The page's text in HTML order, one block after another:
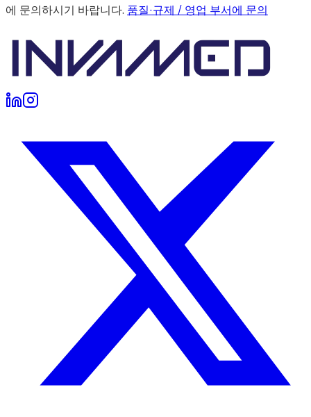
에 문의하시기 바랍니다. 품질·규제 / 영업 부서에 문의